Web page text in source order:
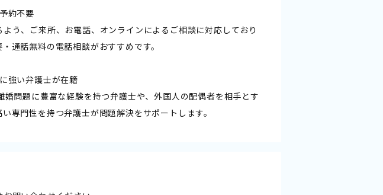
約不要
う、ご来所、お電話、オンラインによるご相談に対応しており
通話無料の電話相談がおすすめです。
強い弁護士が在籍
問題に豊富な経験を持つ弁護士や、外国人の配偶者を相手とす
専門性を持つ弁護士が問題解決をサポートします。